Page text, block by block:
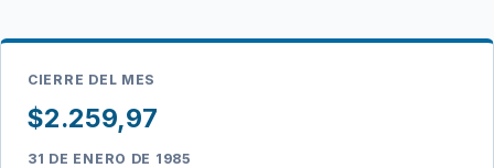
CIERRE DEL MES
$2.259,97
31 DE ENERO DE 1985